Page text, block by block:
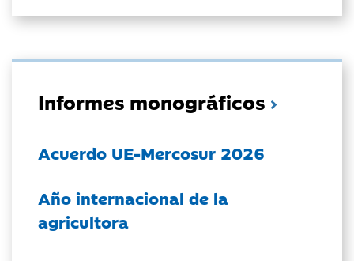
Informes monográficos
Acuerdo UE-Mercosur 2026
Año internacional de la
agricultora